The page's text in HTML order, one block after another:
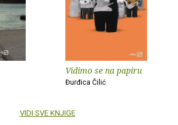
Vidimo se na papiru
Đurđica Čilić
VIDI SVE KNJIGE